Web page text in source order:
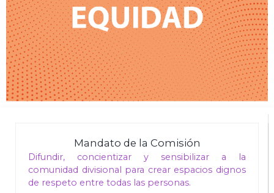
Mandato de la Comisión
Difundir, concientizar y sensibilizar a la
comunidad divisional para crear espacios dignos
de respeto entre todas las personas.